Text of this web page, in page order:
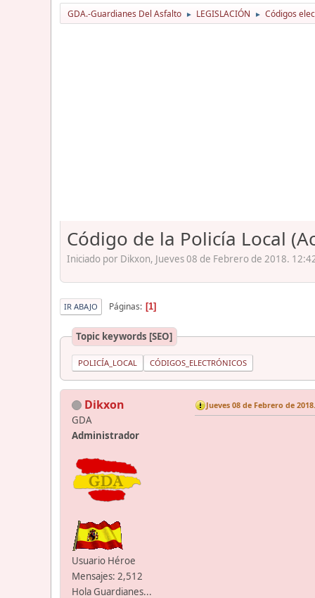
GDA.-Guardianes Del Asfalto ► LEGISLACIÓN ► Códigos
Código de la Policía Local
Iniciado por Dikxon, Jueves 08 de Febrero de 2018.
IR ABAJO Páginas 1
Topic keywords [SEO]
POLICÍA_LOCAL CÓDIGOS_ELECTRÓNICOS
Dikxon
GDA
Administrador
Usuario Héroe
Mensajes: 2,512
Hola Guardianes...
Jueves 08 de Febrero de